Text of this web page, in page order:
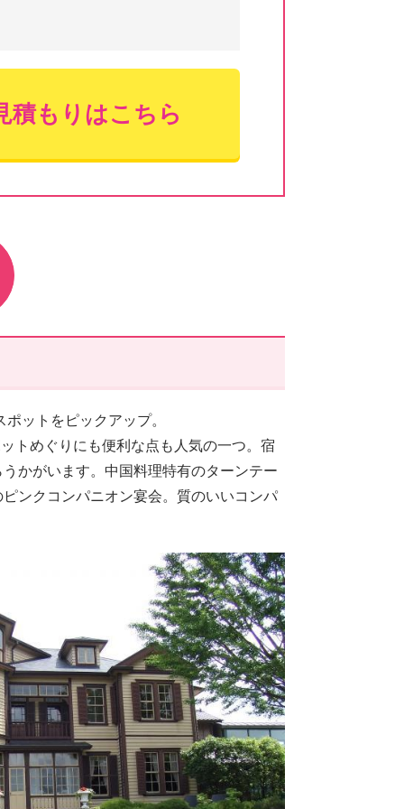
積もりはこちら
ットをピックアップ。
トめぐりにも便利な点も人気の一つ。宿
かがいます。中国料理特有のターンテー
ンクコンパニオン宴会。質のいいコンパ